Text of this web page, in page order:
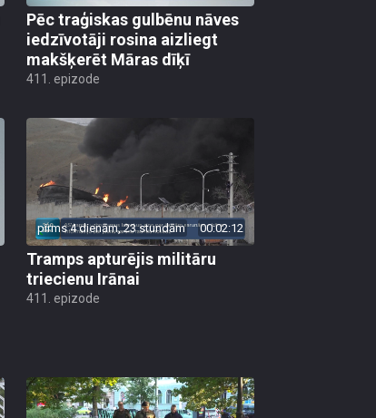
Pēc traģiskas gulbēnu nāves
iedzīvotāji rosina aizliegt
makšķerēt Māras dīķī
411. epizode
pirms 4 dienām, 23 stundām 00:02:12
Tramps apturējis militāru
triecienu Irānai
411. epizode